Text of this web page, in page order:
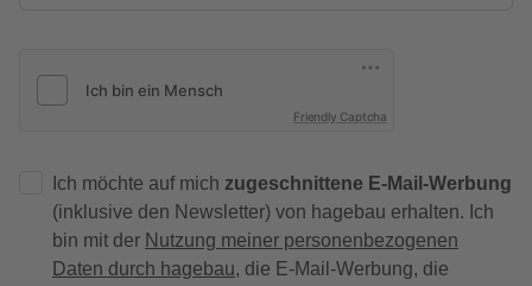
Friendly Captcha
Ich möchte auf mich zugeschnittene E-Mail-Werbung
(inklusive den Newsletter) von hagebau erhalten. Ich
bin mit der Nutzung meiner personenbezogenen
Daten durch hagebau, die E-Mail-Werbung, die